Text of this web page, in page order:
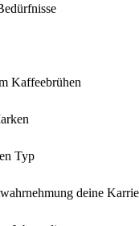
Kaffeebrühen
Typ
deine